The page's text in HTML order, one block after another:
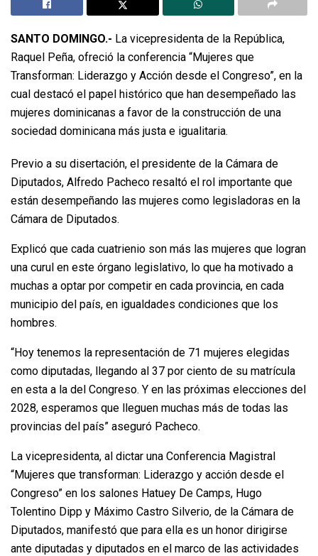
SANTO DOMINGO.- La vicepresidenta de la República,
Raquel Peña, ofreció la conferencia “Mujeres que
Transforman: Liderazgo y Acción desde el Congreso”, en la
cual destacó el papel histórico que han desempeñado las
mujeres dominicanas a favor de la construcción de una
sociedad dominicana más justa e igualitaria.
Previo a su disertación, el presidente de la Cámara de
Diputados, Alfredo Pacheco resaltó el rol importante que
están desempeñando las mujeres como legisladoras en la
Cámara de Diputados.
Explicó que cada cuatrienio son más las mujeres que logran
una curul en este órgano legislativo, lo que ha motivado a
muchas a optar por competir en cada provincia, en cada
municipio del país, en igualdades condiciones que los
hombres.
“Hoy tenemos la representación de 71 mujeres elegidas
como diputadas, llegando al 37 por ciento de su matrícula
en esta a la del Congreso. Y en las próximas elecciones del
2028, esperamos que lleguen muchas más de todas las
provincias del país” aseguró Pacheco.
La vicepresidenta, al dictar una Conferencia Magistral
“Mujeres que transforman: Liderazgo y acción desde el
Congreso” en los salones Hatuey De Camps, Hugo
Tolentino Dipp y Máximo Castro Silverio, de la Cámara de
Diputados, manifestó que para ella es un honor dirigirse
ante diputadas y diputados en el marco de las actividades